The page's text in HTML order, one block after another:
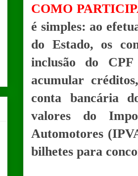
COMO
é simples: ao
do Estado, os
inclusão do
acumular
conta bancária
valores do
Automotores
bilhetes para